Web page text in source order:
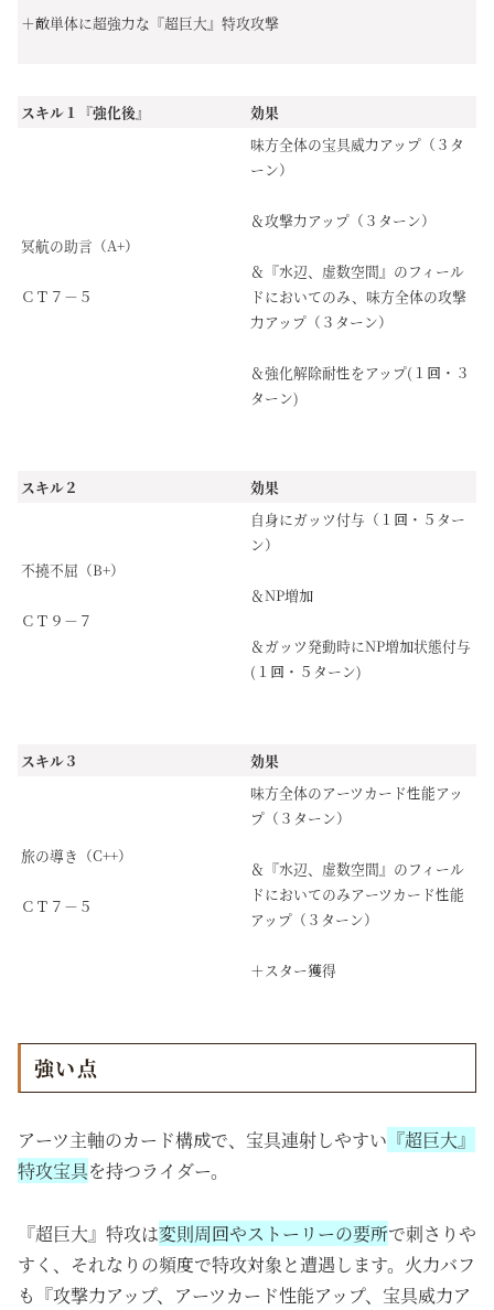
＋敵単体に超強力な『超巨大』特攻攻撃
スキル１『強化後』 効果
冥航の助言（A+）
ＣＴ７－５
味方全体の宝具威力アップ（３タ
ーン）
＆攻撃力アップ（３ターン）
＆『水辺、虚数空間』のフィール
ドにおいてのみ、味方全体の攻撃
力アップ（３ターン）
＆強化解除耐性をアップ(１回・３
ターン)
スキル２ 効果
不撓不屈（B+）
ＣＴ９－７
自身にガッツ付与（１回・５ター
ン）
＆NP増加
＆ガッツ発動時にNP増加状態付与
(１回・５ターン)
スキル３ 効果
旅の導き（C++）
ＣＴ７－５
味方全体のアーツカード性能アッ
プ（３ターン）
＆『水辺、虚数空間』のフィール
ドにおいてのみアーツカード性能
アップ（３ターン）
＋スター獲得
強い点
アーツ主軸のカード構成で、宝具連射しやすい 『超巨大』
特攻宝具を持つライダー。
『超巨大』特攻は変則周回やストーリーの要所で刺さりや
すく、それなりの頻度で特攻対象と遭遇します。火力バフ
も『攻撃力アップ、アーツカード性能アップ、宝具威力ア